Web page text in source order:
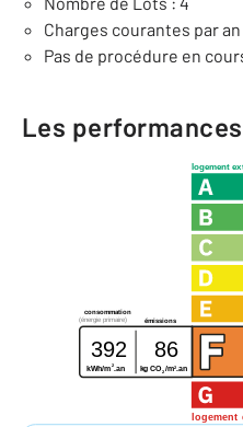
Charges courantes par an
Pas de procédure en
Les
logement
logement
consommation
émissions
(énergie primaire)
392 86
kWh/m 2 .an kg CO2/m2 .an